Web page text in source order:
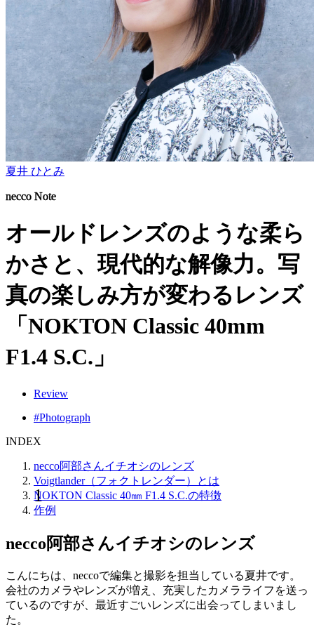
夏井 ひとみ
necco Note
オールドレンズのような柔ら
かさと、現代的な解像力。写
真の楽しみ方が変わるレンズ
「NOKTON Classic 40mm
F1.4 S.C.」
Review
#Photograph
INDEX
necco阿部さんイチオシのレンズ
Voigtlander（フォクトレンダー）とは
NOKTON Classic 40㎜ F1.4 S.C.の特徴
作例
necco阿部さんイチオシのレンズ
こんにちは、neccoで編集と撮影を担当している夏井です。
会社のカメラやレンズが増え、充実したカメラライフを送っ
ているのですが、最近すごいレンズに出会ってしまいまし
た。